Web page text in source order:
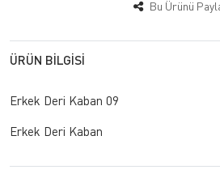
Bu Ürünü
ÜRÜN BILGISI
Erkek Deri Kaban 09
Erkek Deri Kaban